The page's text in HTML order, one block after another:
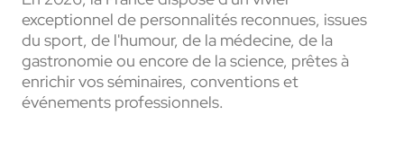
exceptionnel de personnalités reconnues, issues
du sport, de l'humour, de la médecine, de la
gastronomie ou encore de la science, prêtes à
enrichir vos séminaires, conventions et
événements professionnels.